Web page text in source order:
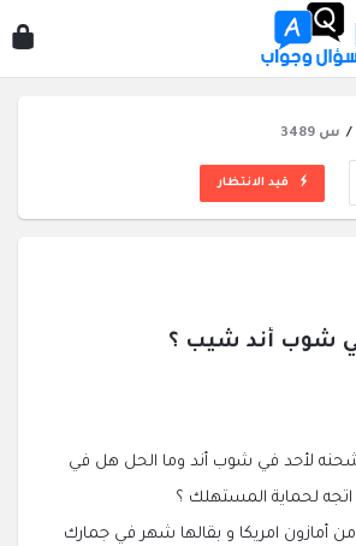
/ س 3489
قيد الانتظار
شوب أند شيب ؟
لأحد في شوب أند وما الحل هل في
لحماية المستهلك ؟
أمازون امريكا و بقالها شهر في جمارك